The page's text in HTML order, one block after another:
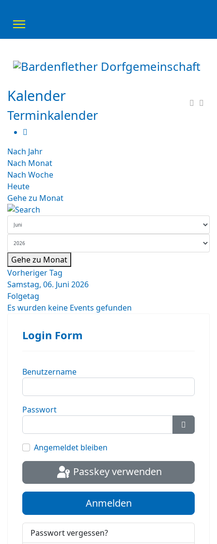
Kalender
Terminkalender
Nach Jahr
Nach Monat
Nach Woche
Heute
Gehe zu Monat
Gehe zu Monat
Vorheriger Tag
Samstag, 06. Juni 2026
Folgetag
Es wurden keine Events gefunden
Login Form
Benutzername
Passwort
Angemeldet bleiben
Passkey verwenden
Anmelden
Passwort vergessen?